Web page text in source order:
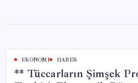
content
EKONOMI HABER
** Tüccarların Şimşek